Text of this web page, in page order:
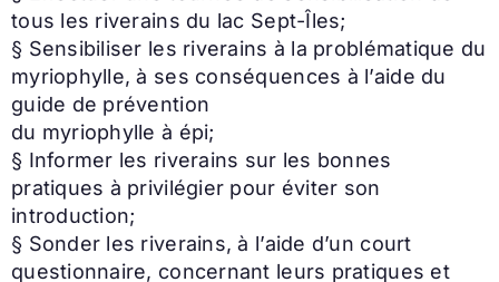
tous les riverains du lac Sept-Îles;
§ Sensibiliser les riverains à la problématique du
myriophylle, à ses conséquences à l’aide du
guide de prévention
du myriophylle à épi;
§ Informer les riverains sur les bonnes
pratiques à privilégier pour éviter son
introduction;
§ Sonder les riverains, à l’aide d’un court
questionnaire, concernant leurs pratiques et